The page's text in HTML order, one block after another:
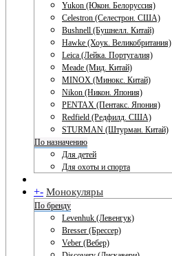
Yukon (Юкон. Белоруссия)
Celestron (Селестрон. США)
Bushnell (Бушнелл. Китай)
Hawke (Хоук. Великобритания)
Leica (Лейка. Португалия)
Meade (Мид. Китай)
MINOX (Минокс. Китай)
Nikon (Никон. Япония)
PENTAX (Пентакс. Япония)
Redfield (Редфилд. США)
STURMAN (Штурман. Китай)
По назначению
Для детей
Для охоты и спорта
+- Монокуляры
По бренду
Levenhuk (Левенгук)
Bresser (Брессер)
Veber (Вебер)